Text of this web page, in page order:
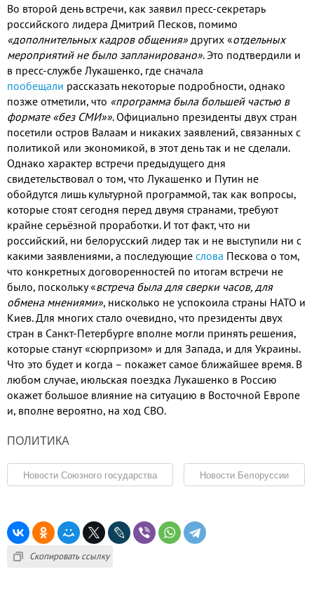
Во второй день встречи, как заявил пресс-секретарь
российского лидера Дмитрий Песков, помимо
«дополнительных кадров общения» других «отдельных
мероприятий не было запланировано».Это подтвердили и
в пресс-службе Лукашенко, где сначала
пообещали рассказать некоторые подробности, однако
позже отметили, что «программа была большей частью в
формате «без СМИ»».Официально президенты двух стран
посетили остров Валаам и никаких заявлений, связанных с
политикой или экономикой, в этот день так и не сделали.
Однако характер встречи предыдущего дня
свидетельствовал о том, что Лукашенко и Путин не
обойдутся лишь культурной программой, так как вопросы,
которые стоят сегодня перед двумя странами, требуют
крайне серьёзной проработки. И тот факт, что ни
российский, ни белорусский лидер так и не выступили ни с
какими заявлениями, а последующие слова Пескова о том,
что конкретных договоренностей по итогам встречи не
было, поскольку «встреча была для сверки часов, для
обмена мнениями», нисколько не успокоила страны НАТО и
Киев. Для многих стало очевидно, что президенты двух
стран в Санкт-Петербурге вполне могли принять решения,
которые станут «сюрпризом» и для Запада, и для Украины.
Что это будет и когда – покажет самое ближайшее время. В
любом случае, июльская поездка Лукашенко в Россию
окажет большое влияние на ситуацию в Восточной Европе
и, вполне вероятно, на ход СВО.
ПОЛИТИКА
Новости Союзного государства Новости Белоруссии
Скопировать ссылку